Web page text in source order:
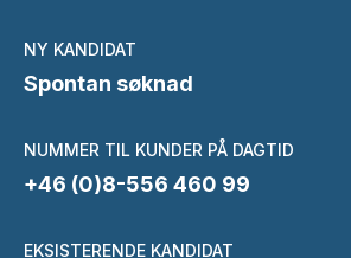
NY KANDIDAT
Spontan søknad
NUMMER TIL KUNDER PÅ DAGTID
+46 (0)8-556 460 99
EKSISTERENDE KANDIDAT